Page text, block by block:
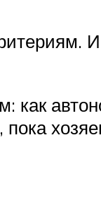
как
пока